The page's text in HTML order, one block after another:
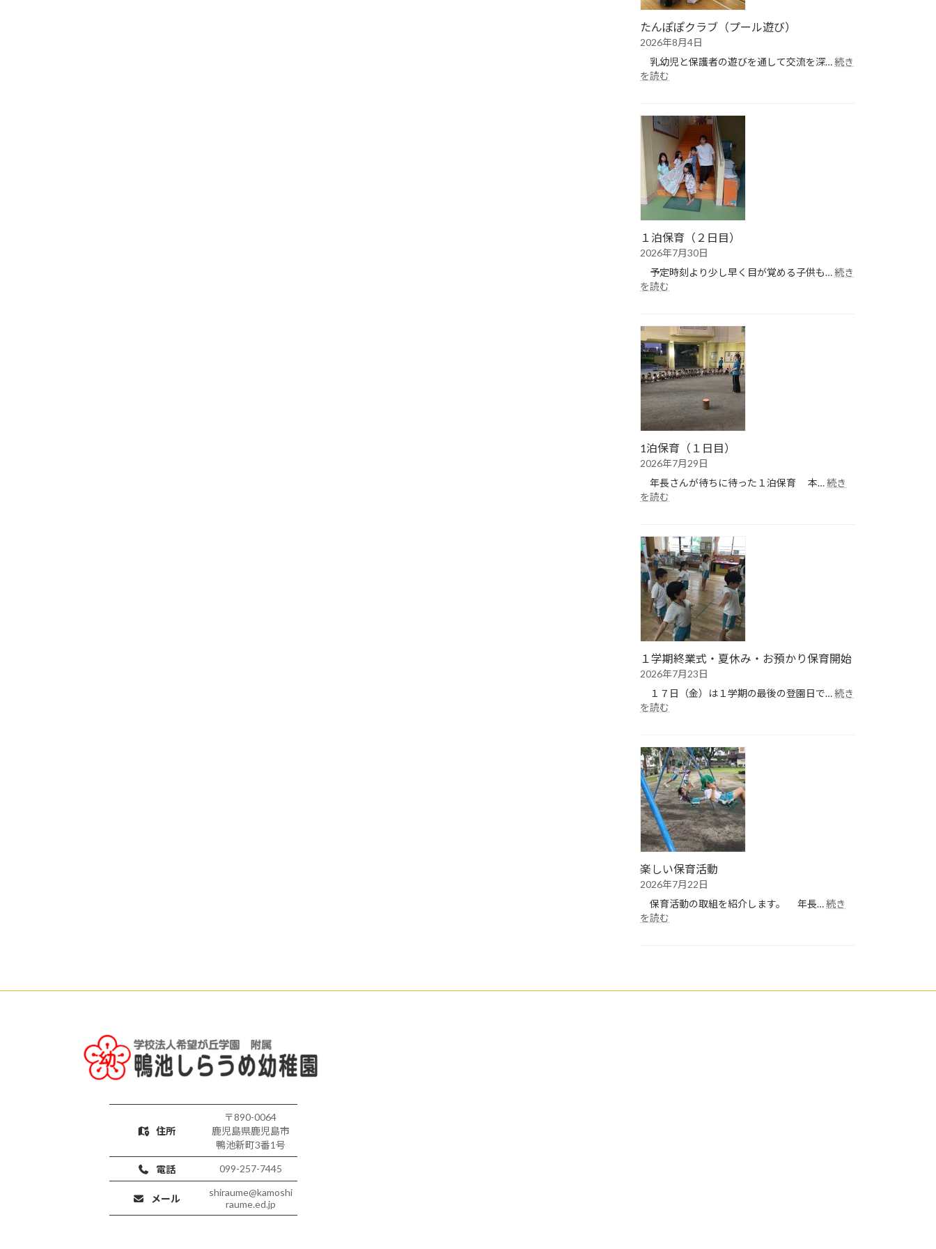
たんぽぽクラブ（プール遊び）
2026年8月4日
乳幼児と保護者の遊びを通して交流を深…続き
を読む
ぽ
ぽ
ク
ラ
ブ
（プ
ー
ル
び）
１泊保育（２日目）
2026年7月30日
予定時刻より少し早く目が覚める子供も…続き
を読む
保
育
（２
日
目）
1泊保育（１日目）
2026年7月29日
年長さんが待ちに待った１泊保育 本…続き
を読む
育
（１
日
目）
１学期終業式・夏休み・お預かり保育開始
2026年7月23日
１７日（金）は１学期の最後の登園日で…続き
を読む
期
終
業
式・
夏
休
み・
お
か
り
保
楽しい保育活動
2026年7月22日
保育活動の取組を紹介します。 年長…続き
を読む
住所
〒890-0064
鹿児島県鹿児島市
鴨池新町3番1号
電話 099-257-7445
メール
shiraume@kamoshi
raume.ed.jp